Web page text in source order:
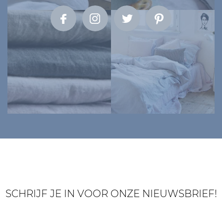
SCHRIJF JE IN VOOR ONZE NIEUWSBRIEF!